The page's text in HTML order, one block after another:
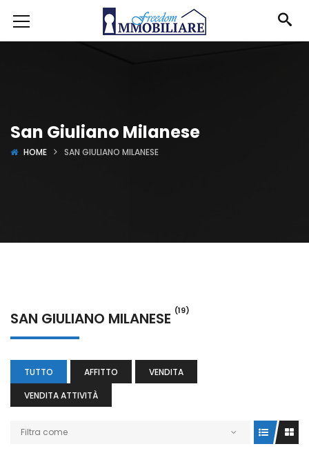
San Giuliano Milanese
HOME SAN GIULIANO MILANESE
SAN GIULIANO MILANESE (19)
TUTTO AFFITTO
VENDITA
VENDITA ATTIVITÀ
Filtra come